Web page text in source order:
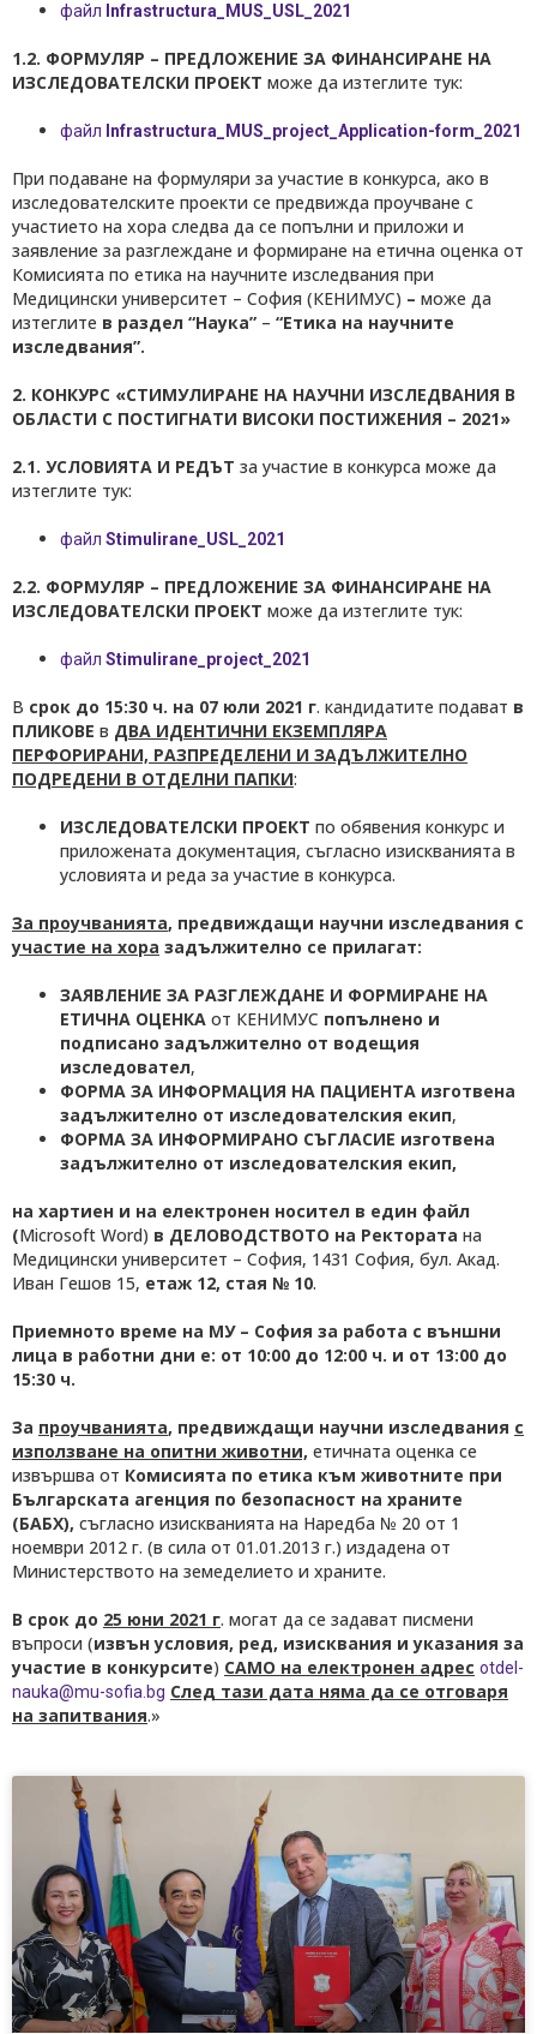
файл Infrastructura_MUS_USL_2021
1.2. ФОРМУЛЯР – ПРЕДЛОЖЕНИЕ ЗА ФИНАНСИРАНЕ НА
ИЗСЛЕДОВАТЕЛСКИ ПРОЕКТ може да изтеглите тук:
файл Infrastructura_MUS_project_Application-form_2021
При подаване на формуляри за участие в конкурса, ако в
изследователските проекти се предвижда проучване с
участието на хора следва да се попълни и приложи и
заявление за разглеждане и формиране на етична оценка от
Комисията по етика на научните изследвания при
Медицински университет – София (КЕНИМУС) – може да
изтеглите в раздел “Наука” – “Етика на научните
изследвания”.
2. КОНКУРС «СТИМУЛИРАНЕ НА НАУЧНИ ИЗСЛЕДВАНИЯ В
ОБЛАСТИ С ПОСТИГНАТИ ВИСОКИ ПОСТИЖЕНИЯ – 2021»
2.1. УСЛОВИЯТА И РЕДЪТ за участие в конкурса може да
изтеглите тук:
файл Stimulirane_USL_2021
2.2. ФОРМУЛЯР – ПРЕДЛОЖЕНИЕ ЗА ФИНАНСИРАНЕ НА
ИЗСЛЕДОВАТЕЛСКИ ПРОЕКТ може да изтеглите тук:
файл Stimulirane_project_2021
В срок до 15:30 ч. на 07 юли 2021 г. кандидатите подават в
ПЛИКОВЕ в ДВА ИДЕНТИЧНИ ЕКЗЕМПЛЯРА
ПЕРФОРИРАНИ, РАЗПРЕДЕЛЕНИ И ЗАДЪЛЖИТЕЛНО
ПОДРЕДЕНИ В ОТДЕЛНИ ПАПКИ:
ИЗСЛЕДОВАТЕЛСКИ ПРОЕКТ по обявения конкурс и
приложената документация, съгласно изискванията в
условията и реда за участие в конкурса.
За проучванията, предвиждащи научни изследвания с
участие на хора задължително се прилагат:
ЗАЯВЛЕНИЕ ЗА РАЗГЛЕЖДАНЕ И ФОРМИРАНЕ НА
ЕТИЧНА ОЦЕНКА от КЕНИМУС попълнено и
подписано задължително от водещия
изследовател,
ФОРМА ЗА ИНФОРМАЦИЯ НА ПАЦИЕНТА изготвена
задължително от изследователския екип,
ФОРМА ЗА ИНФОРМИРАНО СЪГЛАСИЕ изготвена
задължително от изследователския екип,
на хартиен и на електронен носител в един файл
(Microsoft Word) в ДЕЛОВОДСТВОТО на Ректората на
Медицински университет – София, 1431 София, бул. Акад.
Иван Гешов 15, етаж 12, стая № 10.
Приемното време на МУ – София за работа с външни
лица в работни дни е: от 10:00 до 12:00 ч. и от 13:00 до
15:30 ч.
За проучванията, предвиждащи научни изследвания с
използване на опитни животни, етичната оценка се
извършва от Комисията по етика към животните при
Българската агенция по безопасност на храните
(БАБХ), съгласно изискванията на Наредба № 20 от 1
ноември 2012 г. (в сила от 01.01.2013 г.) издадена от
Министерството на земеделието и храните.
В срок до 25 юни 2021 г. могат да се задават писмени
въпроси (извън условия, ред, изисквания и указания за
участие в конкурсите) САМО на електронен адрес otdel-
nauka@mu-sofia.bg След тази дата няма да се отговаря
на запитвания.»